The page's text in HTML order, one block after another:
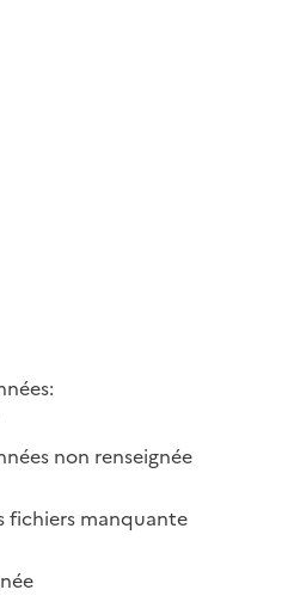
non renseignée
fichiers manquante